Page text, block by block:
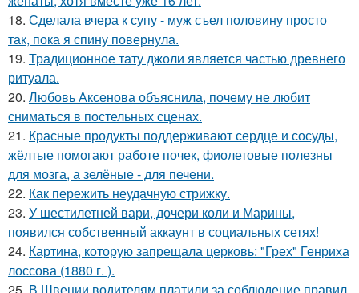
18. Сделала вчера к супу - муж съел половину просто
так, пока я спину повернула.
19. Традиционное тату джоли является частью древнего
ритуала.
20. Любовь Аксенова объяснила, почему не любит
сниматься в постельных сценах.
21. Красные продукты поддерживают сердце и сосуды,
жёлтые помогают работе почек, фиолетовые полезны
для мозга, а зелёные - для печени.
22. Как пережить неудачную стрижку.
23. У шестилетней вари, дочери коли и Марины,
появился собственный аккаунт в социальных сетях!
24. Картина, которую запрещала церковь: "Грех" Генриха
лоссова (1880 г. ).